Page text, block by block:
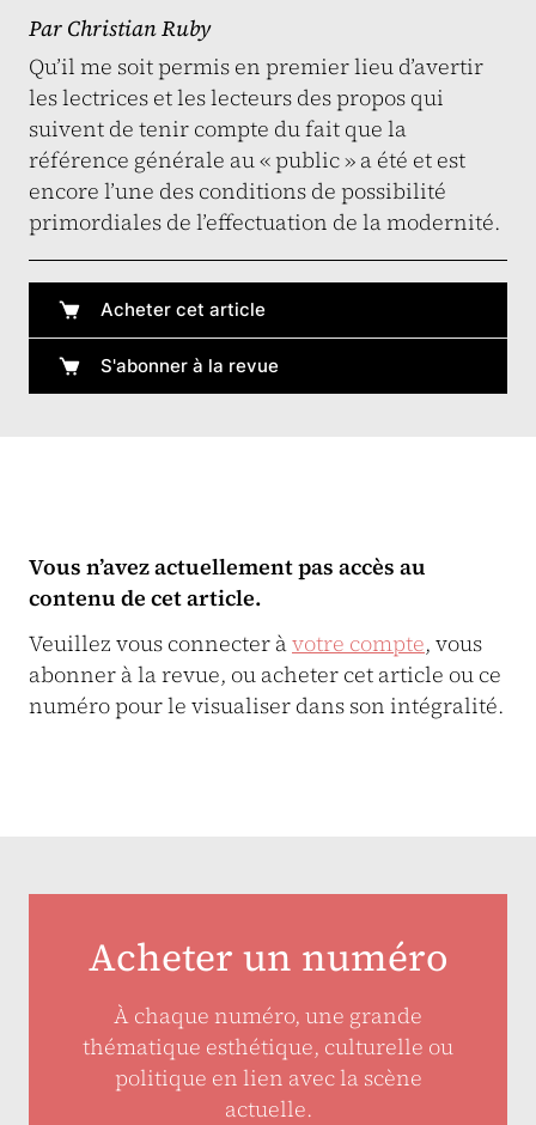
Par Christian Ruby
Qu’il me soit permis en premier lieu d’avertir
les lectrices et les lecteurs des propos qui
suivent de tenir compte du fait que la
référence générale au « public » a été et est
encore l’une des conditions de possibilité
primordiales de l’effectuation de la modernité.
Acheter cet article
S'abonner à la revue
Vous n’avez actuellement pas accès au
contenu de cet article.
Veuillez vous connecter àvotre compte, vous
abonner à la revue, ou acheter cet article ou ce
numéro pour le visualiser dans son intégralité.
Acheter un numéro
À chaque numéro, une grande
thématique esthétique, culturelle ou
politique en lien avec la scène
actuelle.